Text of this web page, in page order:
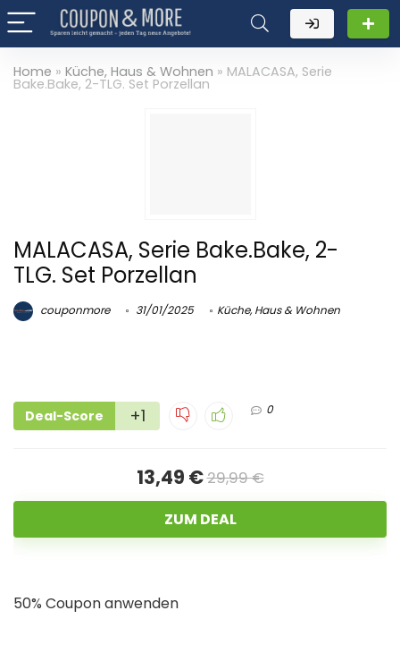
Home » Küche, Haus & Wohnen » MALACASA, Serie
Bake.Bake, 2-TLG. Set Porzellan
MALACASA, Serie Bake.Bake, 2-
TLG. Set Porzellan
couponmore 31/01/2025 Küche, Haus & Wohnen
Deal-Score +1 0
13,49 €29,99 €
ZUM DEAL
50% Coupon anwenden